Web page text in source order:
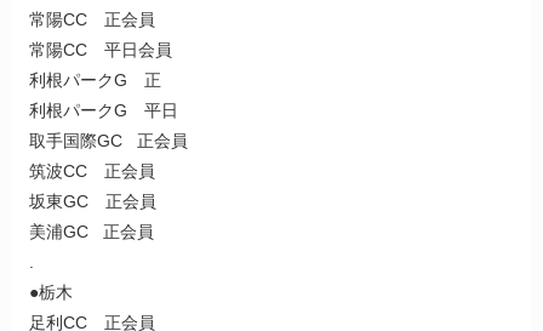
常陽CC 正会員
常陽CC 平日会員
利根パークG 正
利根パークG 平日
取手国際GC 正会員
筑波CC 正会員
坂東GC 正会員
美浦GC 正会員
●栃木
足利CC 正会員